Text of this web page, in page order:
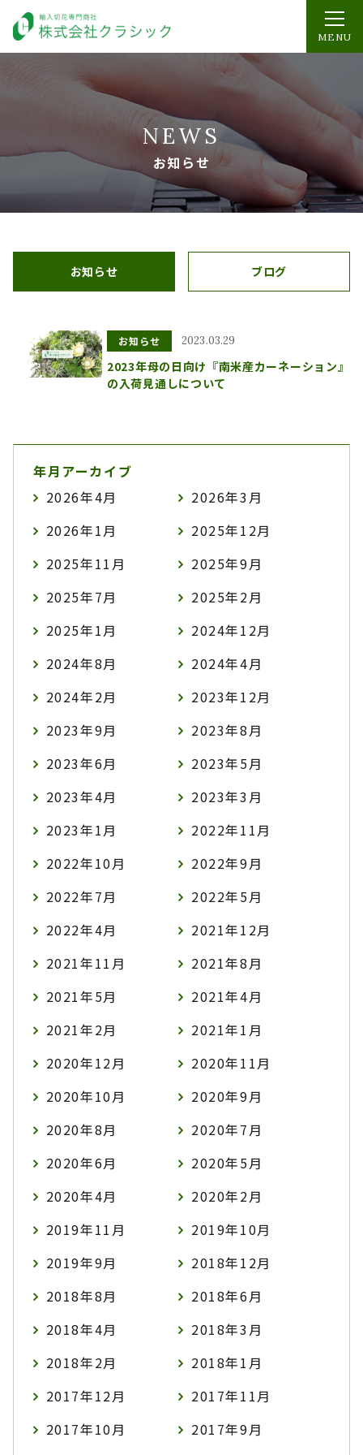
MENU
NEWS
お知らせ
お知らせ ブログ
お知らせ 2023.03.29
2023年母の日向け『南米産カーネーション』
の入荷見通しについて
年月アーカイブ
2026年4月
2026年3月
2026年1月
2025年12月
2025年11月
2025年9月
2025年7月
2025年2月
2025年1月
2024年12月
2024年8月
2024年4月
2024年2月
2023年12月
2023年9月
2023年8月
2023年6月
2023年5月
2023年4月
2023年3月
2023年1月
2022年11月
2022年10月
2022年9月
2022年7月
2022年5月
2022年4月
2021年12月
2021年11月
2021年8月
2021年5月
2021年4月
2021年2月
2021年1月
2020年12月
2020年11月
2020年10月
2020年9月
2020年8月
2020年7月
2020年6月
2020年5月
2020年4月
2020年2月
2019年11月
2019年10月
2019年9月
2018年12月
2018年8月
2018年6月
2018年4月
2018年3月
2018年2月
2018年1月
2017年12月
2017年11月
2017年10月
2017年9月